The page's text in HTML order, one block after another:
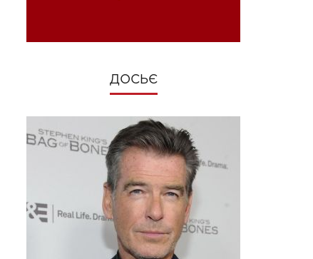
ДОСЬЄ